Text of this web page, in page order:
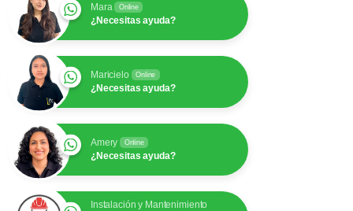
Mara Online
¿Necesitas ayuda?
Maricielo Online
¿Necesitas ayuda?
Amery Online
¿Necesitas ayuda?
Instalación y Mantenimiento